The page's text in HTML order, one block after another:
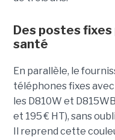
Des postes
santé
En parallèle, le
téléphones fixes
les D810W et
et 195 € HT), sans
Il reprend cette